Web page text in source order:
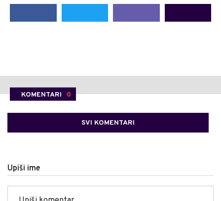
KOMENTARI 0
SVI KOMENTARI
Upiši ime